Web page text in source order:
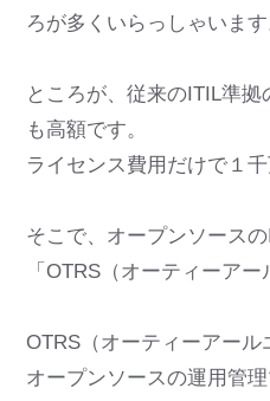
ろが多くいらっしゃいます
ところが、従来のITIL準
も高額です。
ライセンス費用だけで１千
そこで、オープンソース
「OTRS（オーティーア
OTRS（オーティーアー
オープンソースの運用管理